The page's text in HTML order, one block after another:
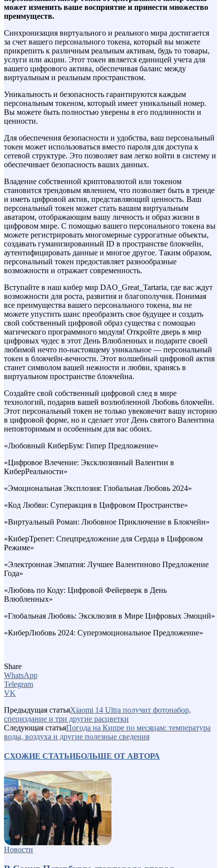
может изменить ваше восприятие и принести множество
преимуществ.
Синхронизация виртуального и реального мира достигается
за счет вашего персонального токена, который вы можете
прикрепить к различным реальным активам, будь то товары,
услуги или акции. Этот токен является единицей учета для
вашего цифрового актива, обеспечивая баланс между
виртуальным и реальным пространством.
Уникальность и безопасность гарантируются каждым
персональным токеном, который имеет уникальный номер.
Вы можете быть полностью уверены в его подлинности и
ценности.
Для обеспечения безопасности и удобства, ваш персональный
токен может использоваться вместо пароля для доступа к
сетевой структуре. Это позволяет вам легко войти в систему и
обеспечивает безопасность ваших данных.
Владение собственной криптовалютой или токеном
становится трендовым явлением, что позволяет быть в тренде
и иметь цифровой актив, представляющий ценность. Ваш
персональный токен может стать вашим виртуальным
аватаром, отображающим вашу личность и образ жизни в
цифровом мире. С помощью вашего персонального токена вы
можете регистрировать многомерные суррогатные объекты,
создавать гуманизированный ID в пространстве блокчейн,
аутентифицировать данные и многое другое. Таким образом,
персональный токен предоставляет разнообразные
возможности и отражает современность.
Вступайте в наш кибер мир DAO_Great_Tartaria, где вас ждут
возможности для роста, развития и благополучия. Понимая
все преимущества вашего персонального токена, вы не
можете упустить шанс преобразить свое будущее и создать
свой собственный цифровой образ существа с помощью
магического программного модуля! Откройте дверь в мир
цифровых чудес в этот День Влюбленных и подарите своей
любимой нечто по-настоящему уникальное — персональный
токен в блокчейн-вечности. Этот волшебный цифровой актив
станет символом вашей нежности и любви, хранясь в
виртуальном пространстве блокчейна.
Создайте свой собственный цифровой след в мире
технологий, подарив вашей возлюбленной Любовь блокчейн.
Этот персональный токен не только увековечит вашу историю
в цифровой форме, но и сделает этот День святого Валентина
неповторимым и особенным для вас обоих.
«Любовный КиберБум: Гипер Предложение»
«Цифровое Влечение: Эксклюзивный Валентин в
КиберРеальности»
«Эмоциональная Эксплозия: Глобальная Любовь 2024»
«Код Любви: Суперакция в Цифровом Пространстве»
«Виртуальный Роман: Любовное Приключение в Блокчейн»
«КиберТрепет: Спецпредложение для Сердца в Цифровом
Режиме»
«Электронная Эмпатия: Лучшее Валентиново Предложение
Года»
«Любовь по Коду: Цифровой Фейерверк в День
Влюбленных»
«Глобальная Любовь: Эксклюзив в Мире Цифровых Эмоций»
«КиберЛюбовь 2024: Суперэмоциональное Предложение»
Share
WhatsApp
Telegram
VK
Предыдущая статьяXiaomi 14 Ultra получит фотонабор,
специздание и три другие расцветки
Следующая статьяПогода на Кипре по месяцам: температура
воды, воздуха и другие полезные сведения
СХОЖИЕ СТАТЬИБОЛЬШЕ ОТ АВТОРА
Новости